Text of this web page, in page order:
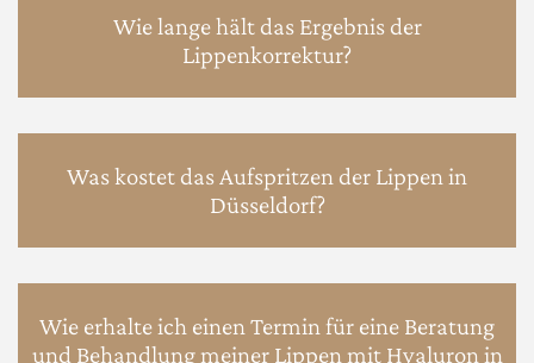
Wie lange hält das Ergebnis der
Lippenkorrektur?
Was kostet das Aufspritzen der Lippen in
Düsseldorf?
Wie erhalte ich einen Termin für eine Beratung
und Behandlung meiner Lippen mit Hyaluron in